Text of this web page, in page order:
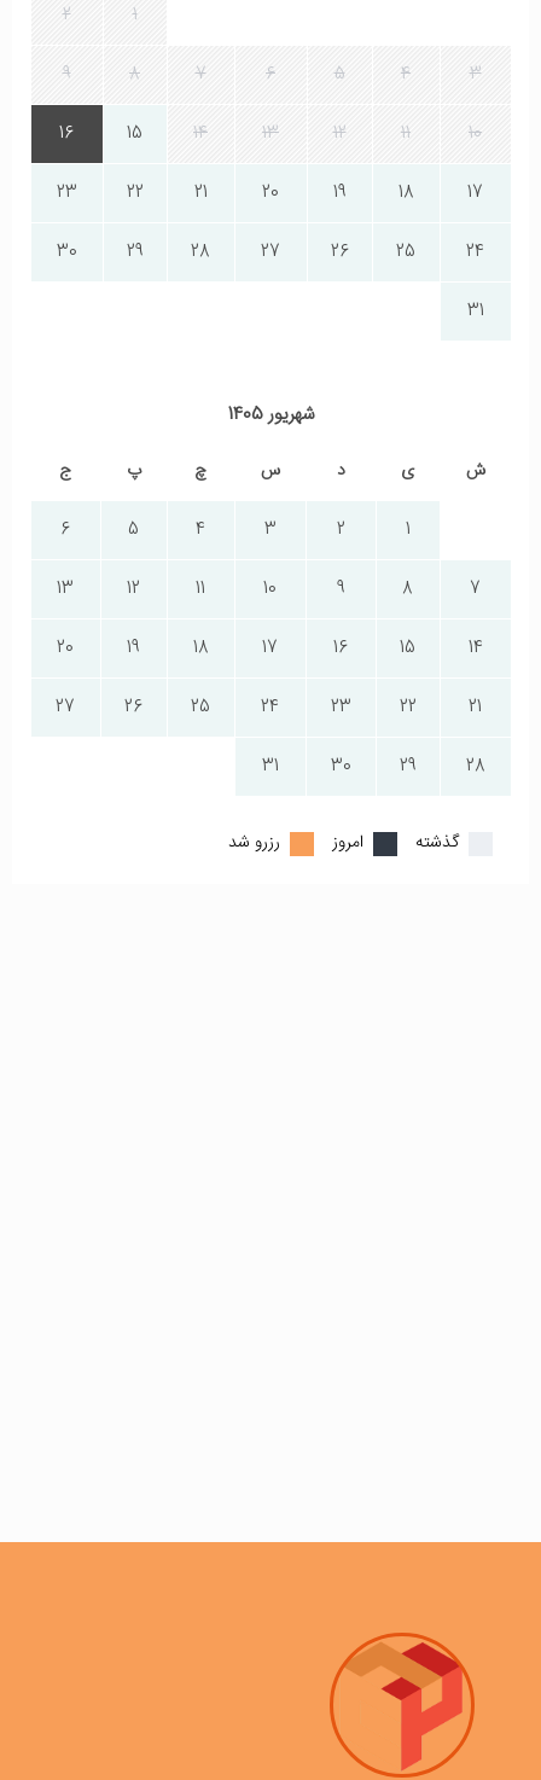
1
2
3
4
5
6
7
8
9
10
11
12
13
14
15
16
17
18
19
20
21
22
23
24
25
26
27
28
29
30
31
شهریور 1405
ش ی د س چ پ ج
1
2
3
4
5
6
7
8
9
10
11
12
13
14
15
16
17
18
19
20
21
22
23
24
25
26
27
28
29
30
31
گذشته امروز رزرو شد